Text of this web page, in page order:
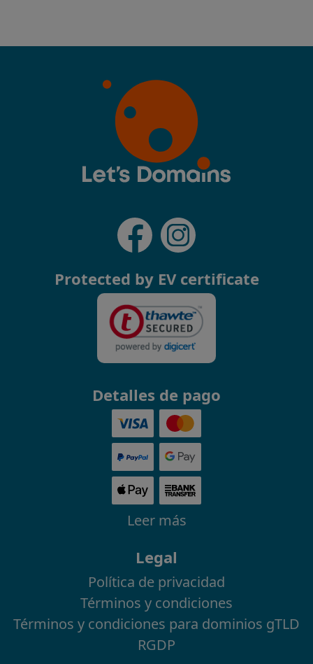
Protected by EV certificate
Detalles de pago
Leer más
Legal
Política de privacidad
Términos y condiciones
Términos y condiciones para dominios gTLD
RGDP